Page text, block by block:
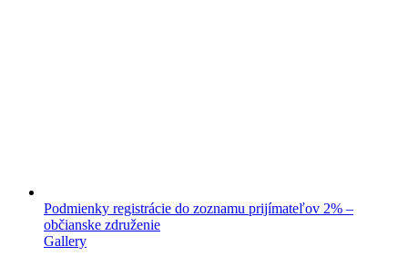
Podmienky registrácie do zoznamu prijímateľov 2% –
občianske združenie
Gallery